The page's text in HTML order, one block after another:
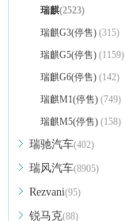
瑞麒(2523)
瑞麒G3(停售) (315)
瑞麒G5(停售) (1159)
瑞麒G6(停售) (142)
瑞麒M1(停售) (749)
瑞麒M5(停售) (158)
瑞驰汽车(402)
瑞风汽车(8905)
Rezvani(95)
锐马克(88)